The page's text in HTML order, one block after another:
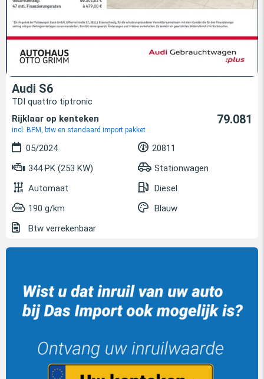
Audi S6
TDI quattro tiptronic
Rijklaar op kenteken
incl. BPM, btw en standaard import pakket
79.081
05/2024
20811
344 PK (253 KW)
Stationwagen
Automaat
Diesel
190 g/km
Blauw
Btw verrekenbaar